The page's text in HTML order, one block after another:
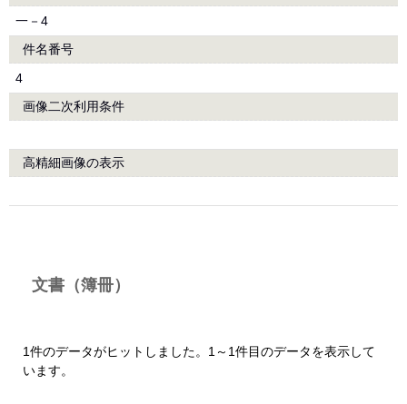
一－4
件名番号
4
画像二次利用条件
高精細画像の表示
文書（簿冊）
1件のデータがヒットしました。1～1件目のデータを表示して
います。